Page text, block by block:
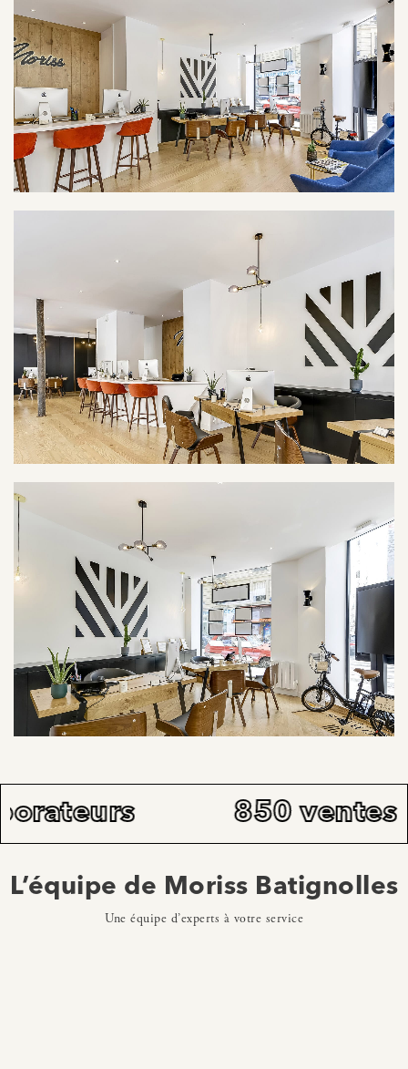
850 ventes par an
L’équipe de Moriss Batignolles
Une équipe d’experts à votre service